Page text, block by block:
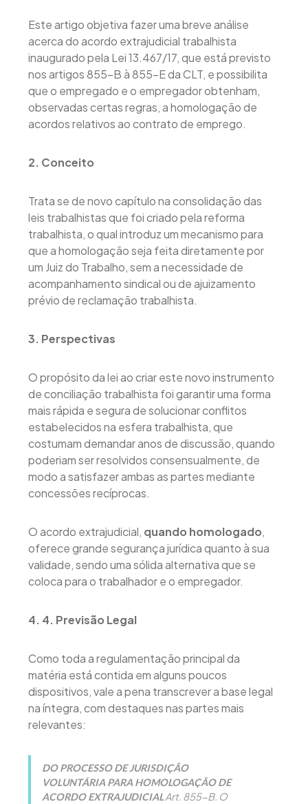
Este artigo objetiva fazer uma breve análise
acerca do acordo extrajudicial trabalhista
inaugurado pela Lei 13.467/17, que está previsto
nos artigos 855-B à 855-E da CLT, e possibilita
que o empregado e o empregador obtenham,
observadas certas regras, a homologação de
acordos relativos ao contrato de emprego.
2. Conceito
Trata se de novo capítulo na consolidação das
leis trabalhistas que foi criado pela reforma
trabalhista, o qual introduz um mecanismo para
que a homologação seja feita diretamente por
um Juiz do Trabalho, sem a necessidade de
acompanhamento sindical ou de ajuizamento
prévio de reclamação trabalhista.
3. Perspectivas
O propósito da lei ao criar este novo instrumento
de conciliação trabalhista foi garantir uma forma
mais rápida e segura de solucionar conflitos
estabelecidos na esfera trabalhista, que
costumam demandar anos de discussão, quando
poderiam ser resolvidos consensualmente, de
modo a satisfazer ambas as partes mediante
concessões recíprocas.
O acordo extrajudicial, quando homologado,
oferece grande segurança jurídica quanto à sua
validade, sendo uma sólida alternativa que se
coloca para o trabalhador e o empregador.
4. 4. Previsão Legal
Como toda a regulamentação principal da
matéria está contida em alguns poucos
dispositivos, vale a pena transcrever a base legal
na íntegra, com destaques nas partes mais
relevantes:
DO PROCESSO DE JURISDIÇÃO
VOLUNTÁRIA PARA HOMOLOGAÇÃO DE
ACORDO EXTRAJUDICIALArt. 855-B. O